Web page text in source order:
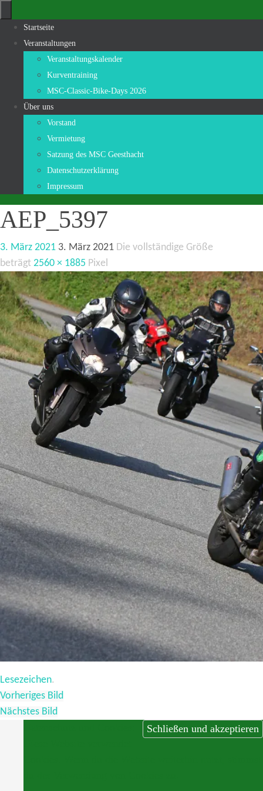
Inhalt
springen
Zum
Inhalt
Startseite
Veranstaltungen
Veranstaltungskalender
Kurventraining
MSC-Classic-Bike-Days 2026
Über uns
Vorstand
Vermietung
Satzung des MSC Geesthacht
Datenschutzerklärung
Impressum
AEP_5397
3. März 2021 3. März 2021 Die vollständige Größe
beträgt 2560 × 1885 Pixel
Lesezeichen.
Vorheriges Bild
Nächstes Bild